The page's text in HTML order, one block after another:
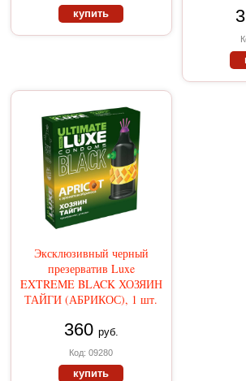
купить
Эксклюзивный черный
презерватив Luxe
EXTREME BLACK ХОЗЯИН
ТАЙГИ (АБРИКОС), 1 шт.
360 руб.
Код: 09280
купить